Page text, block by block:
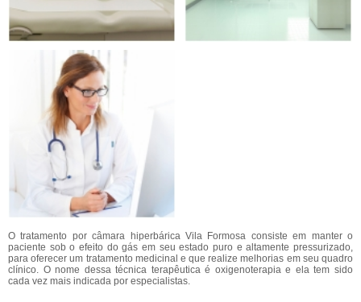
O tratamento por câmara hiperbárica Vila Formosa consiste em manter o
paciente sob o efeito do gás em seu estado puro e altamente pressurizado,
para oferecer um tratamento medicinal e que realize melhorias em seu quadro
clínico. O nome dessa técnica terapêutica é oxigenoterapia e ela tem sido
cada vez mais indicada por especialistas.